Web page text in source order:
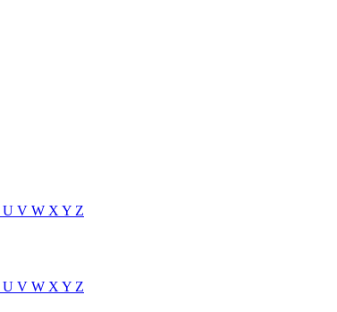
U V W XY Z
U V W X Y Z